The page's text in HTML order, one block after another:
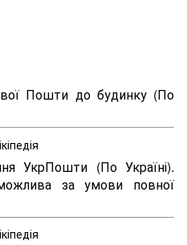
Пошти до будинку (По
УкрПошти (По Україні).
за умови повної